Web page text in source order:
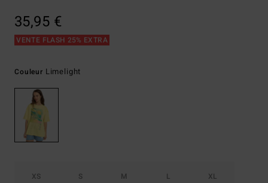
35,95 €
VENTE FLASH 25% EXTRA
Couleur Limelight
XS S M L XL